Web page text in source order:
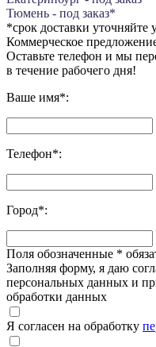
Тюмень - под заказ*
*срок доставки уточняйте
Коммерческое
Оставьте телефон и мы
в течение рабочего дня!
Ваше имя*:
Телефон*:
Город*:
Поля обозначенные *
Заполняя форму, я даю
персональных данных и
обработки данных
Я согласен на обработку